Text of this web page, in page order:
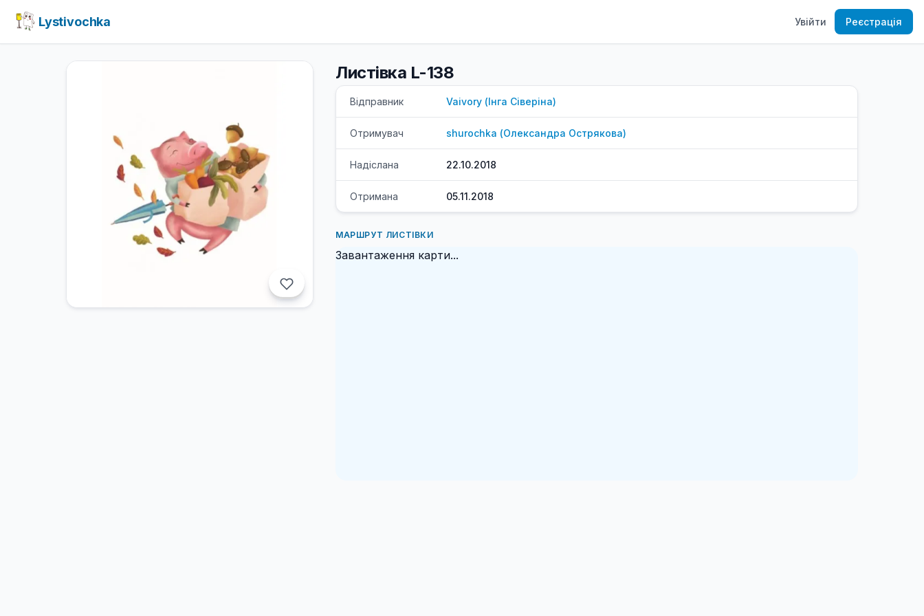
Lystivochka Увійти Реєстрація
Листівка L-138
Відправник Vaivory (Інга Сіверіна)
Отримувач shurochka (Олександра Острякова)
Надіслана 22.10.2018
Отримана 05.11.2018
МАРШРУТ ЛИСТІВКИ
Завантаження карти...